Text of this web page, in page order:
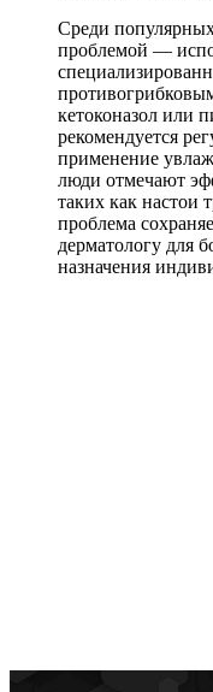
Среди
проблемой —
кетоконазол или
рекомендуется
применение
люди отмечают
таких как настои
проблема
дерматологу для
назначения